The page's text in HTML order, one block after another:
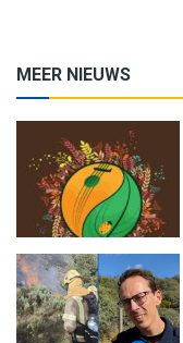
MEER NIEUWS